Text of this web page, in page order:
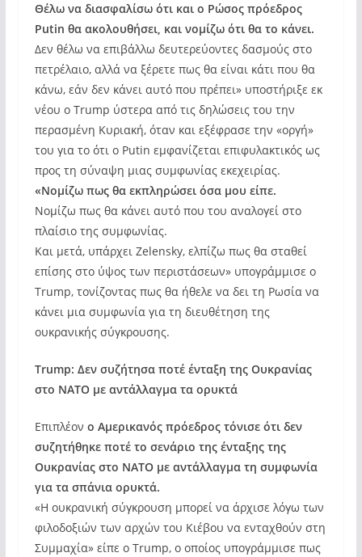
Θέλω να διασφαλίσω ότι και ο Ρώσος πρόεδρος
Putin θα ακολουθήσει, και νομίζω ότι θα το κάνει.
Δεν θέλω να επιβάλλω δευτερεύοντες δασμούς στο
πετρέλαιο, αλλά να ξέρετε πως θα είναι κάτι που θα
κάνω, εάν δεν κάνει αυτό που πρέπει» υποστήριξε εκ
νέου ο Trump ύστερα από τις δηλώσεις του την
περασμένη Κυριακή, όταν και εξέφρασε την «οργή»
του για το ότι ο Putin εμφανίζεται επιφυλακτικός ως
προς τη σύναψη μιας συμφωνίας εκεχειρίας.
«Νομίζω πως θα εκπληρώσει όσα μου είπε.
Νομίζω πως θα κάνει αυτό που του αναλογεί στο
πλαίσιο της συμφωνίας.
Και μετά, υπάρχει Zelensky, ελπίζω πως θα σταθεί
επίσης στο ύψος των περιστάσεων» υπογράμμισε ο
Trump, τονίζοντας πως θα ήθελε να δει τη Ρωσία να
κάνει μια συμφωνία για τη διευθέτηση της
ουκρανικής σύγκρουσης.
Trump: Δεν συζήτησα ποτέ ένταξη της Ουκρανίας
στο ΝΑΤΟ με αντάλλαγμα τα ορυκτά
Επιπλέον ο Αμερικανός πρόεδρος τόνισε ότι δεν
συζητήθηκε ποτέ το σενάριο της ένταξης της
Ουκρανίας στο ΝΑΤΟ με αντάλλαγμα τη συμφωνία
για τα σπάνια ορυκτά.
«Η ουκρανική σύγκρουση μπορεί να άρχισε λόγω των
φιλοδοξιών των αρχών του Κιέβου να ενταχθούν στη
Συμμαχία» είπε ο Trump, ο οποίος υπογράμμισε πως